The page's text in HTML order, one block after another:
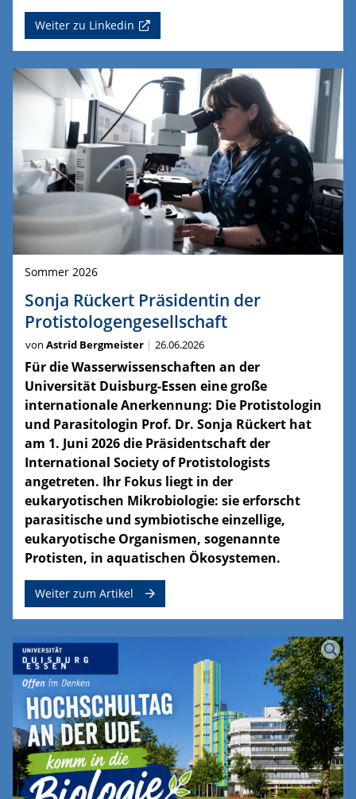
Weiter zu Linkedin
Sommer 2026
Sonja Rückert Präsidentin der
Protistologengesellschaft
von Astrid Bergmeister 26.06.2026
Für die Wasserwissenschaften an der
Universität Duisburg-Essen eine große
internationale Anerkennung: Die Protistologin
und Parasitologin Prof. Dr. Sonja Rückert hat
am 1. Juni 2026 die Präsidentschaft der
International Society of Protistologists
angetreten. Ihr Fokus liegt in der
eukaryotischen Mikrobiologie: sie erforscht
parasitische und symbiotische einzellige,
eukaryotische Organismen, sogenannte
Protisten, in aquatischen Ökosystemen.
Weiter zum Artikel